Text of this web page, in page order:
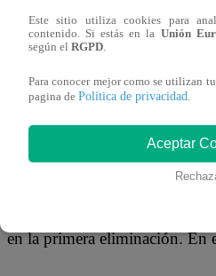
Redacción Latina
Luego de una intensa
en la primera eliminación. En
Este sitio utiliza cookies para
contenido. Si estás en la Unión
según el RGPD
Para conocer mejor como se utilizan
pagina de Política de privacidad
Aceptar